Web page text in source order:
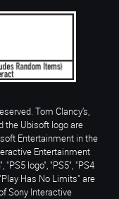
Tom Clancy’s,
the Ubisoft logo are
Entertainment in the
Entertainment
logo", "PS5", "PS4
Has No Limits" are
Sony Interactive